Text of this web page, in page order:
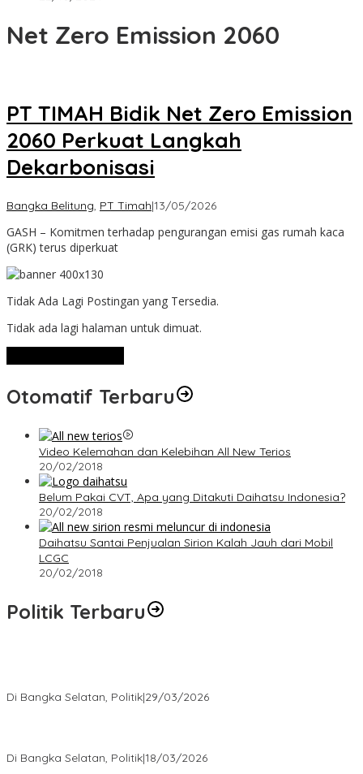
Net Zero Emission 2060
PT TIMAH Bidik Net Zero Emission
2060 Perkuat Langkah
Dekarbonisasi
Bangka Belitung, PT Timah|13/05/2026oleh
GASH – Komitmen terhadap pengurangan emisi gas rumah kaca
(GRK) terus diperkuat
Tidak Ada Lagi Postingan yang Tersedia.
Tidak ada lagi halaman untuk dimuat.
Otomatif Terbaru
Video Kelemahan dan Kelebihan All New Terios
20/02/2018
Belum Pakai CVT, Apa yang Ditakuti Daihatsu Indonesia?
20/02/2018
Daihatsu Santai Penjualan Sirion Kalah Jauh dari Mobil
LCGC
20/02/2018
Politik Terbaru
Di Bangka Selatan, Politik|29/03/2026
Di Bangka Selatan, Politik|18/03/2026